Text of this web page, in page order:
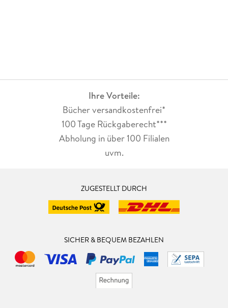
Ihre Vorteile:
Bücher versandkostenfrei*
100 Tage Rückgaberecht***
Abholung in über 100 Filialen
uvm.
ZUGESTELLT DURCH
SICHER & BEQUEM BEZAHLEN